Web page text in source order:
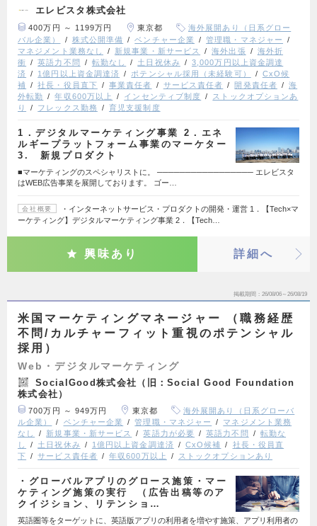
エレビスタ株式会社
400万円 ～ 1199万円 東京都
海外展開あり（日系グロー
バル企業）
株式公開準備 ベンチャー企業
管理職・マネジャー
マネジメント業務なし
新規事業・新サービス 海外出張
海外折
衝
英語力不問 転勤なし 土日祝休み
3,000万円以上資金調達
済
1億円以上資金調達済 ポテンシャル採用（未経験可）
CxO候
補
社長・役員直下 事業責任者 サービス責任者 開発責任者
海
外転勤
年収600万以上 インセンティブ制度
ストックオプションあ
り
フレックス勤務 育児支援制度
1．デジタルマーケティング事業 2．エネ
ルギープラットフォーム事業のマーケター
3. 新規プロダクト
■マーケティングのスペシャリストに。 ───────────────── エレビスタ
はWEB広告事業を展開しております。 ゴー…
会社概要
・インターネットサービス・プロダクトの開発・運営 1．【Tech×マ
ーケティング】デジタルマーケティング事業 2．【Tech…
興味あり 詳細へ
掲載期間 26/08/06～26/08/19
米国マーケティングマネージャー （職務経歴
不問/カルチャーフィット重視のポテンシャル
採用）
Web・デジタルマーケティング
SocialGood株式会社（旧：Social Good Foundation
株式会社）
700万円 ～ 949万円 東京都
海外展開あり（日系グローバ
ル企業）
ベンチャー企業 管理職・マネジャー
マネジメント業務
なし
新規事業・新サービス 英語力が必要 英語力不問
転勤な
し
土日祝休み 1億円以上資金調達済 CxO候補
社長・役員直
下
サービス責任者 年収600万以上 ストックオプションあり
・グローバルアプリのグロース施策・マー
ケティング施策の実行 （広告出稿等のア
クイジション、リテンショ…
英語圏等をターゲットに、英語版アプリの利用者を増やす施策、アプリ利用者の